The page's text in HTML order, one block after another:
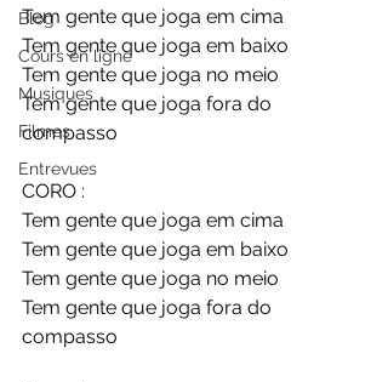
Blog
Cours en ligne
Musiques
Filmes
Entrevues
Tem gente que joga em cima
Tem gente que joga em baixo
Tem gente que joga no meio
Tem gente que joga fora do
compasso
CORO :
Tem gente que joga em cima
Tem gente que joga em baixo
Tem gente que joga no meio
Tem gente que joga fora do
compasso